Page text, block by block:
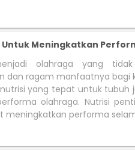
Meningkatkan
olahraga yang
dan ragam manfaatnya bagi
nutrisi yang tepat untuk
olahraga. Nutrisi
meningkatkan performa